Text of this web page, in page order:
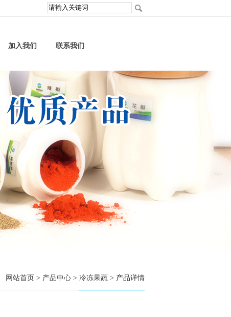
加入我们 联系我们
网站首页 > 产品中心> 冷冻果蔬> 产品详情